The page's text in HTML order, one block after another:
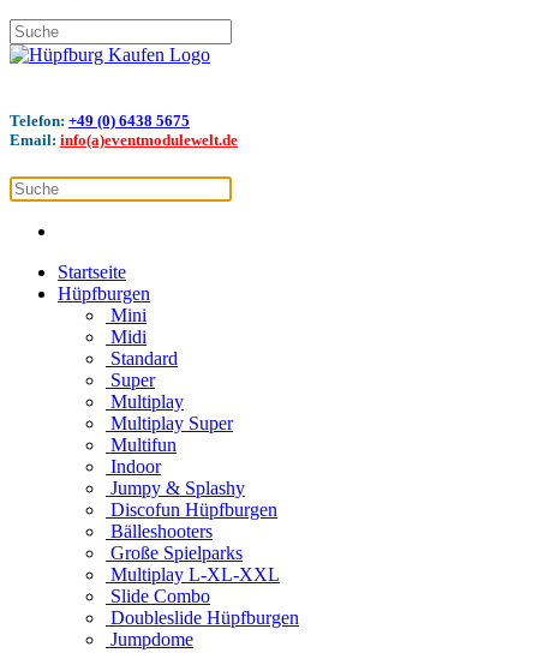
Telefon: +49 (0) 6438 5675
Email: info(a)eventmodulewelt.de
Startseite
Hüpfburgen
Mini
Midi
Standard
Super
Multiplay
Multiplay Super
Multifun
Indoor
Jumpy & Splashy
Discofun Hüpfburgen
Bälleshooters
Große Spielparks
Multiplay L-XL-XXL
Slide Combo
Doubleslide Hüpfburgen
Jumpdome